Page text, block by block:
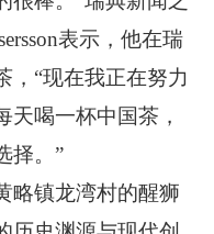
表示，他在瑞
，“现在我正在努力
天喝一杯中国茶，
择。”
镇龙湾村的醒狮